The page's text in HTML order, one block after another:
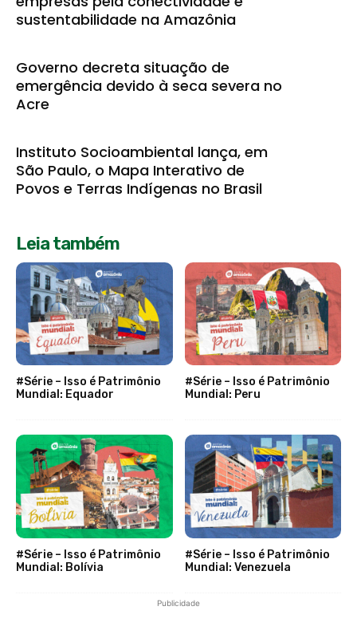
sustentabilidade na Amazônia
Governo decreta situação de
emergência devido à seca severa no
Acre
Instituto Socioambiental lança, em
São Paulo, o Mapa Interativo de
Povos e Terras Indígenas no Brasil
Leia também
#Série – Isso é Patrimônio
Mundial: Equador
#Série – Isso é Patrimônio
Mundial: Peru
#Série – Isso é Patrimônio
Mundial: Bolívia
#Série – Isso é Patrimônio
Mundial: Venezuela
Publicidade